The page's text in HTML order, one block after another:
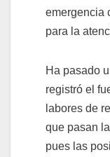
emergencia
para la
Ha pasado
registró el
labores de
que pasan
pues las